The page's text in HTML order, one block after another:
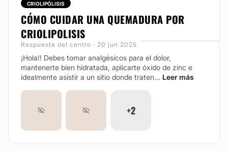
CRIOLIPÓLISIS
CÓMO CUIDAR UNA QUEMADURA POR
CRIOLIPOLISIS
Respuesta del centro · 20 jun 2025
¡Hola!! Debes tomar analgésicos para el dolor,
mantenerte bien hidratada, aplicarte óxido de zinc e
idealmente asistir a un sitio donde traten... Leer más
+2